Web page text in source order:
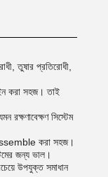
তুষার প্রতিরোধী,
করা সহজ। তাই
রক্ষণাবেক্ষণ সিস্টেম
করা সহজ।
জন্য ভাল।
উপযুক্ত সমাধান